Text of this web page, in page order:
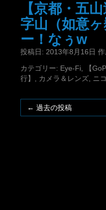
【京都・五
字山（如意
ー！なぅw
投稿日: 2013年8月16日
カテゴリー: Eye-Fi
【
行】
カメラ＆レンズ ニ
← 過去の投稿